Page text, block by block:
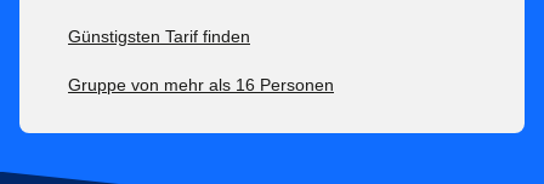
Günstigsten Tarif finden
Gruppe von mehr als 16 Personen